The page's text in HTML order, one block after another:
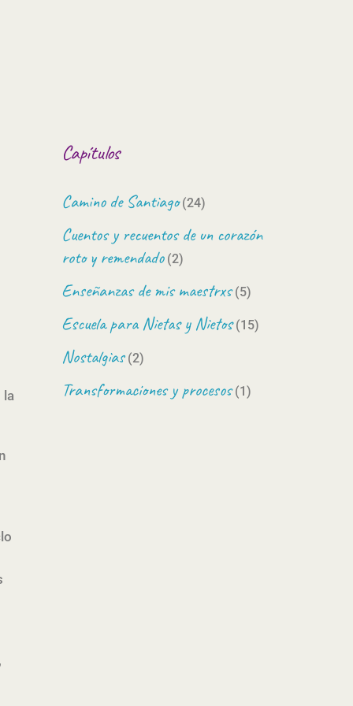
la
Capítulos
Camino de Santiago(24)
Cuentos y recuentos de un corazón
roto y remendado(2)
Enseñanzas de mis maestrxs(5)
Escuela para Nietas y Nietos(15)
Nostalgias(2)
Transformaciones y procesos(1)